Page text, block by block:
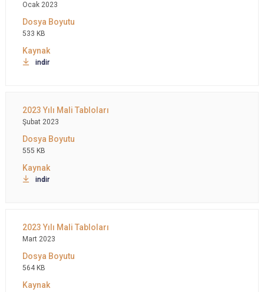
Ocak 2023
533 KB
indir
Şubat 2023
555 KB
indir
Mart 2023
564 KB